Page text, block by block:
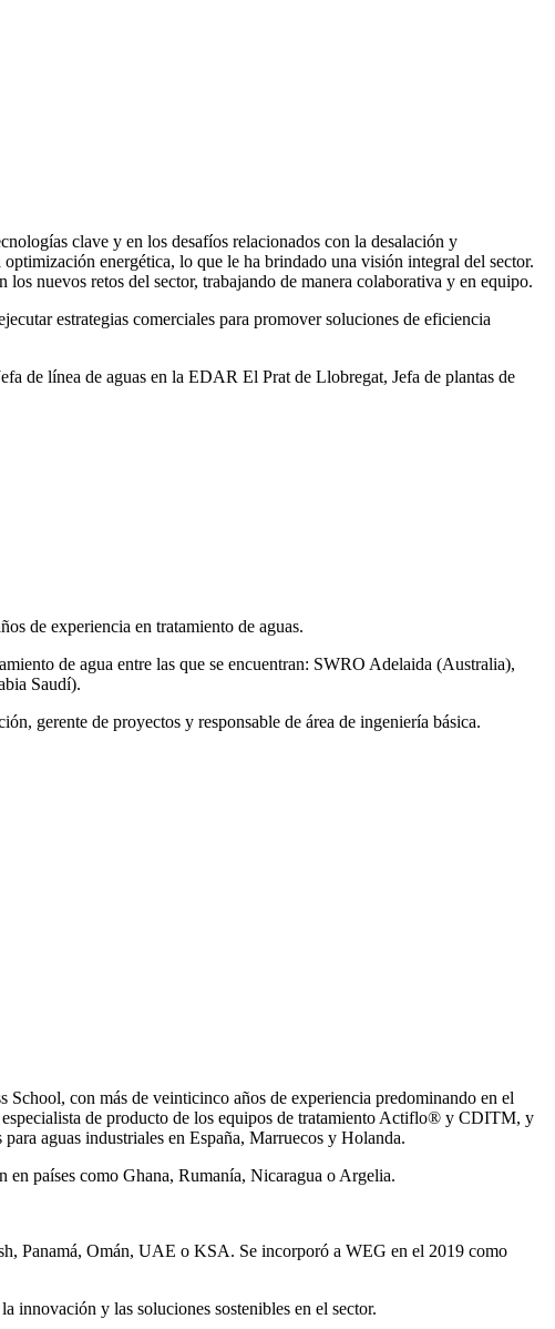
clave y en los desafíos relacionados con la desalación y
energética, lo que le ha brindado una visión integral del sector.
nuevos retos del sector, trabajando de manera colaborativa y en equipo.
estrategias comerciales para promover soluciones de eficiencia
de línea de aguas en la EDAR El Prat de Llobregat, Jefa de plantas de
de experiencia en tratamiento de aguas.
de agua entre las que se encuentran: SWRO Adelaida (Australia),
Saudí).
gerente de proyectos y responsable de área de ingeniería básica.
con más de veinticinco años de experiencia predominando en el
de producto de los equipos de tratamiento Actiflo® y CDITM, y
aguas industriales en España, Marruecos y Holanda.
países como Ghana, Rumanía, Nicaragua o Argelia.
Panamá, Omán, UAE o KSA. Se incorporó a WEG en el 2019 como
innovación y las soluciones sostenibles en el sector.